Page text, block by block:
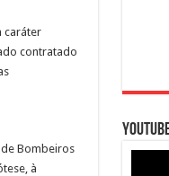
caráter
contratado
Bombeiros
à